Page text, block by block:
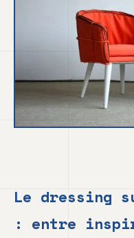
Le dressing
: entre